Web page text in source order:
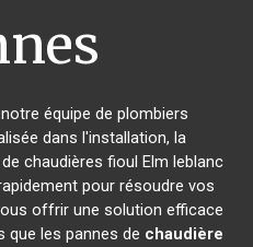
équipe de plombiers
dans l'installation, la
chaudières fioul Elm leblanc
pour résoudre vos
offrir une solution efficace
que les pannes de chaudière